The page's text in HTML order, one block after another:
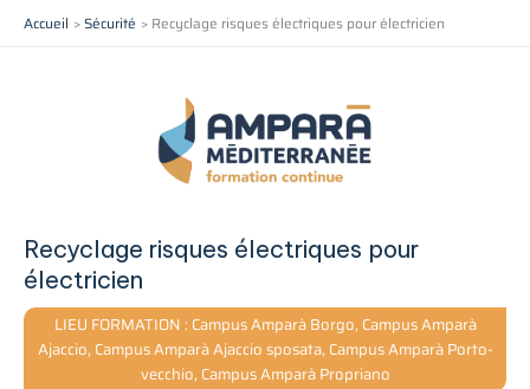
AllerAccueil Sécurité Recyclage risques électriques pour électricien
Recyclage risques électriques pour
électricien
LIEU FORMATION : Campus Amparà Borgo, Campus Amparà
Ajaccio, Campus Amparà Ajaccio sposata, Campus Amparà Porto-
vecchio, Campus Amparà Propriano